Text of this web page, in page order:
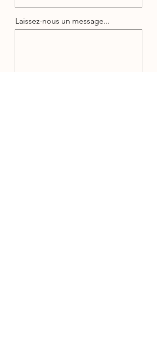
Laissez-nous un message...